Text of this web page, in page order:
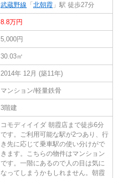
武蔵野線 「 北朝霞 」駅 徒歩27分
8.8万円
5,000円
30.03㎡
2014年 12月 (築11年)
マンション/軽量鉄骨
3階建
コモディイイダ 朝霞店まで徒歩6分
です。ご利用可能な駅が2つあり、行
き先に応じて乗車駅の使い分けがで
きます。こちらの物件はマンション
です。一階にあるので人の目は気に
なってしまうかもしれません。朝霞